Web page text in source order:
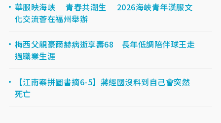
華服映海峽 青春共潮生 2026海峽青年漢服文
化交流薈在福州舉辦
梅西父親豪爾赫病逝享壽68 長年低調陪伴球王走
過職業生涯
【江南案拼圖書摘6-5】蔣經國沒料到自己會突然
死亡